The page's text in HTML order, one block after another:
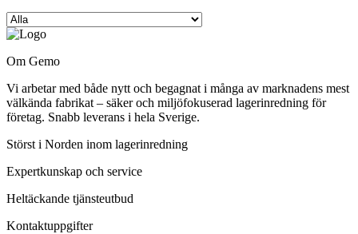
Om Gemo
Vi arbetar med både nytt och begagnat i många av marknadens mest
välkända fabrikat – säker och miljöfokuserad lagerinredning för
företag. Snabb leverans i hela Sverige.
Störst i Norden inom lagerinredning
Expertkunskap och service
Heltäckande tjänsteutbud
Kontaktuppgifter